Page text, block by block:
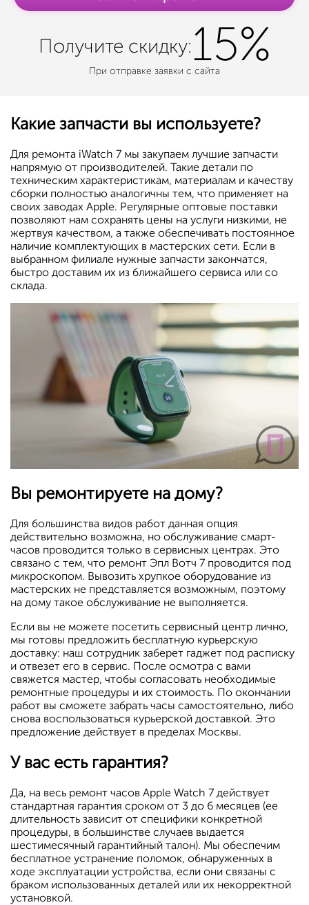
Получите скидку:15%
При отправке заявки с сайта
Какие запчасти вы используете?
Для ремонта iWatch 7 мы закупаем лучшие запчасти
напрямую от производителей. Такие детали по
техническим характеристикам, материалам и качеству
сборки полностью аналогичны тем, что применяет на
своих заводах Apple. Регулярные оптовые поставки
позволяют нам сохранять цены на услуги низкими, не
жертвуя качеством, а также обеспечивать постоянное
наличие комплектующих в мастерских сети. Если в
выбранном филиале нужные запчасти закончатся,
быстро доставим их из ближайшего сервиса или со
склада.
Вы ремонтируете на дому?
Для большинства видов работ данная опция
действительно возможна, но обслуживание смарт-
часов проводится только в сервисных центрах. Это
связано с тем, что ремонт Эпл Вотч 7 проводится под
микроскопом. Вывозить хрупкое оборудование из
мастерских не представляется возможным, поэтому
на дому такое обслуживание не выполняется.
Если вы не можете посетить сервисный центр лично,
мы готовы предложить бесплатную курьерскую
доставку: наш сотрудник заберет гаджет под расписку
и отвезет его в сервис. После осмотра с вами
свяжется мастер, чтобы согласовать необходимые
ремонтные процедуры и их стоимость. По окончании
работ вы сможете забрать часы самостоятельно, либо
снова воспользоваться курьерской доставкой. Это
предложение действует в пределах Москвы.
У вас есть гарантия?
Да, на весь ремонт часов Apple Watch 7 действует
стандартная гарантия сроком от 3 до 6 месяцев (ее
длительность зависит от специфики конкретной
процедуры, в большинстве случаев выдается
шестимесячный гарантийный талон). Мы обеспечим
бесплатное устранение поломок, обнаруженных в
ходе эксплуатации устройства, если они связаны с
браком использованных деталей или их некорректной
установкой.